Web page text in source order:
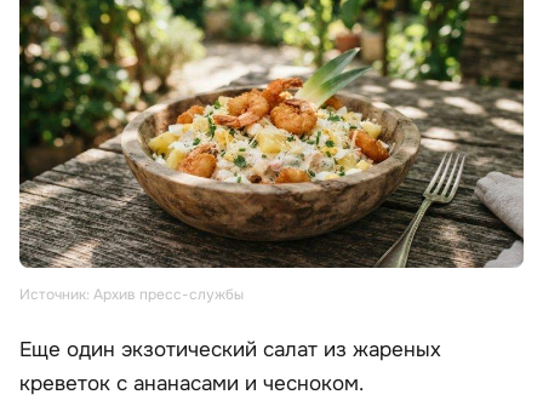
Источник: Архив пресс-службы
Еще один экзотический салат из жареных
креветок с ананасами и чесноком.